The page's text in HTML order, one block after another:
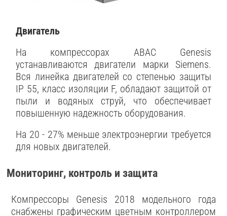
Двигатель
На компрессорах ABAC Genesis
устанавливаются двигатели марки Siemens.
Вся линейка двигателей со степенью защиты
IP 55, класс изоляции F, обладают защитой от
пыли и водяных струй, что обеспечивает
повышенную надежность оборудования.
На 20 - 27% меньше электроэнергии требуется
для новых двигателей.
Мониторинг, контроль и защита
Компрессоры Genesis 2018 модельного года
снабжены графическим цветным контроллером